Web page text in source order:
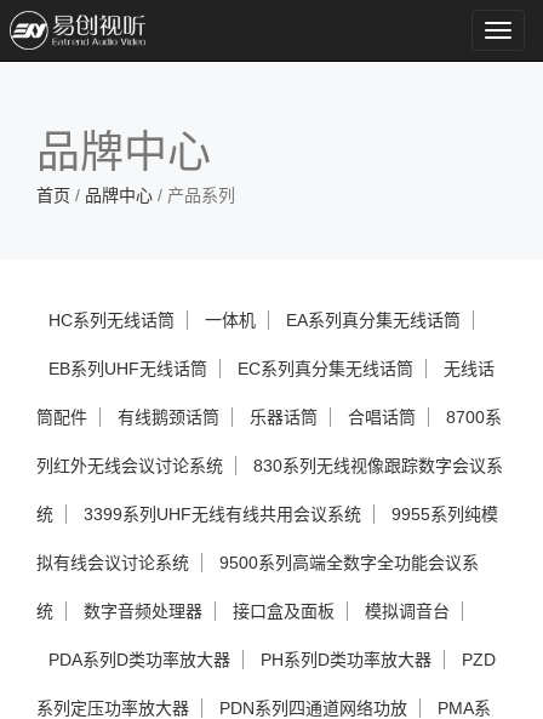
品牌中心
首页 / 品牌中心 / 产品系列
HC系列无线话筒 一体机 EA系列真分集无线话筒
EB系列UHF无线话筒 EC系列真分集无线话筒 无线话
筒配件 有线鹅颈话筒 乐器话筒 合唱话筒 8700系
列红外无线会议讨论系统 830系列无线视像跟踪数字会议系
统 3399系列UHF无线有线共用会议系统 9955系列纯模
拟有线会议讨论系统 9500系列高端全数字全功能会议系
统 数字音频处理器 接口盒及面板 模拟调音台
PDA系列D类功率放大器 PH系列D类功率放大器 PZD
系列定压功率放大器 PDN系列四通道网络功放 PMA系